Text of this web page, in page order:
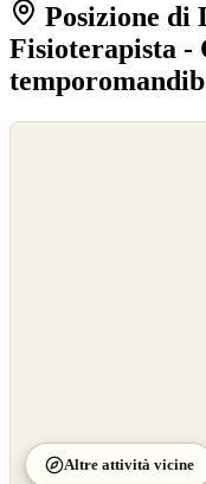
Posizione di
Fisioterapista -
Altre attività vicine